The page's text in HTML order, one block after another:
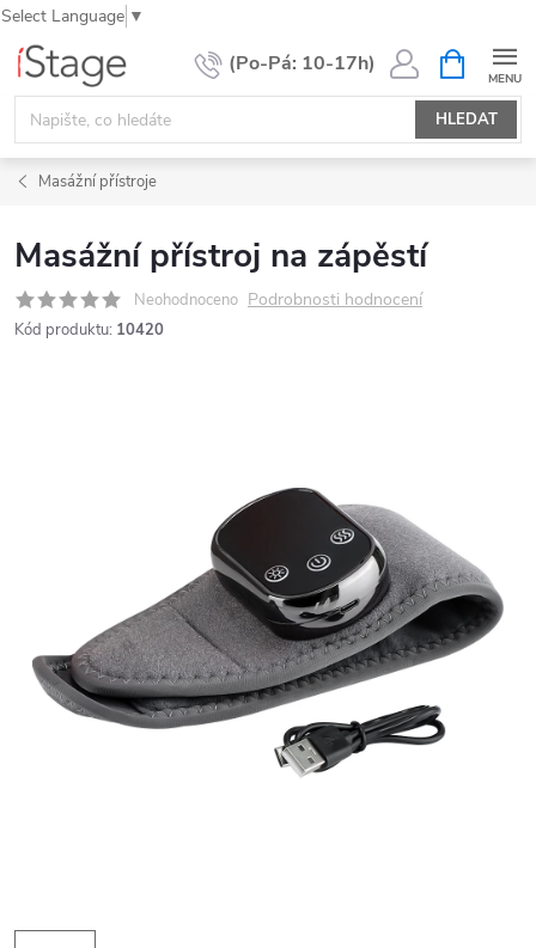
Select Language ▼
Přejít
obsah
HLEDAT
NÁKUPNÍ
KOŠÍK
Masážní přístroje
Masážní přístroj na zápěstí
Neohodnoceno Podrobnosti hodnocení
Kód produktu: 10420